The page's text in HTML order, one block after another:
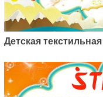
Raweks
380
Детская